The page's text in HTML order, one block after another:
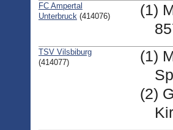
FC Ampertal
Unterbruck (414076)
(1)
TSV Vilsbiburg
(414077)
(1)
(2)